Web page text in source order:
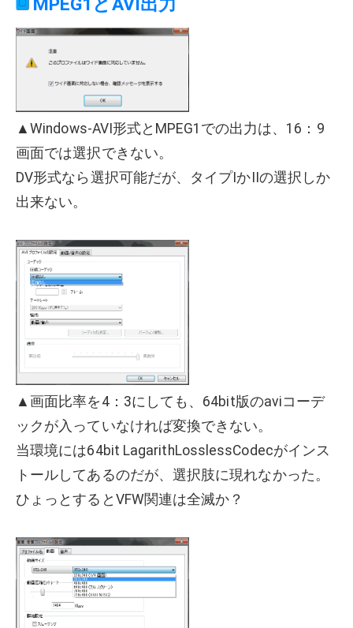
MPEG1とAVI出力
▲Windows-AVI形式とMPEG1での出力は、16：9
画面では選択できない。
DV形式なら選択可能だが、タイプIかIIの選択しか
出来ない。
▲画面比率を4：3にしても、64bit版のaviコーデ
ックが入っていなければ変換できない。
当環境には64bit LagarithLosslessCodecがインス
トールしてあるのだが、選択肢に現れなかった。
ひょっとするとVFW関連は全滅か？